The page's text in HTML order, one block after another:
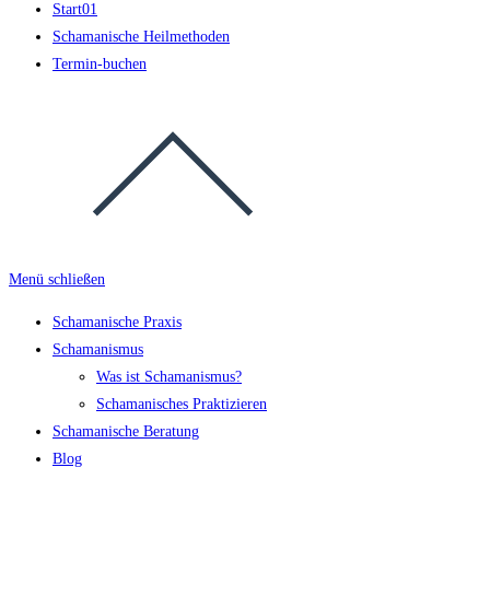
Start01
Schamanische Heilmethoden
Termin-buchen
Menü schließen
Schamanische Praxis
Schamanismus
Was ist Schamanismus?
Schamanisches Praktizieren
Schamanische Beratung
Blog